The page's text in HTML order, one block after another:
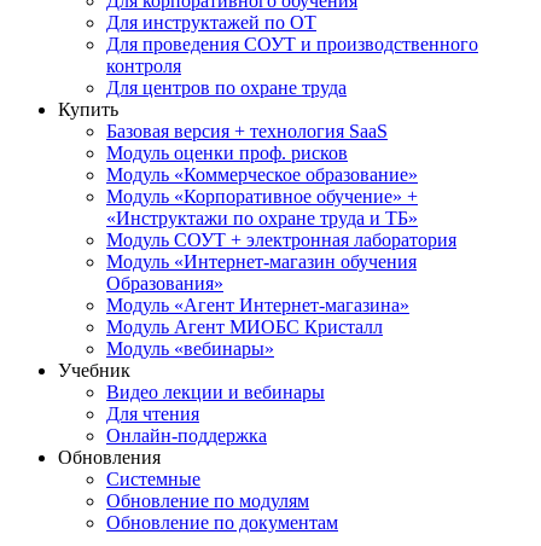
Для инструктажей по ОТ
Для проведения СОУТ и производственного
контроля
Для центров по охране труда
Купить
Базовая версия + технология SaaS
Модуль оценки проф. рисков
Модуль «Коммерческое образование»
Модуль «Корпоративное обучение» +
«Инструктажи по охране труда и ТБ»
Модуль СОУТ + электронная лаборатория
Модуль «Интернет-магазин обучения
Образования»
Модуль «Агент Интернет-магазина»
Модуль Агент МИОБС Кристалл
Модуль «вебинары»
Учебник
Видео лекции и вебинары
Для чтения
Онлайн-поддержка
Обновления
Системные
Обновление по модулям
Обновление по документам